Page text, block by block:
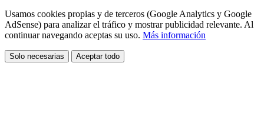
Usamos cookies propias y de terceros (Google Analytics y Google
AdSense) para analizar el tráfico y mostrar publicidad relevante. Al
continuar navegando aceptas su uso. Más información
Solo necesarias Aceptar todo